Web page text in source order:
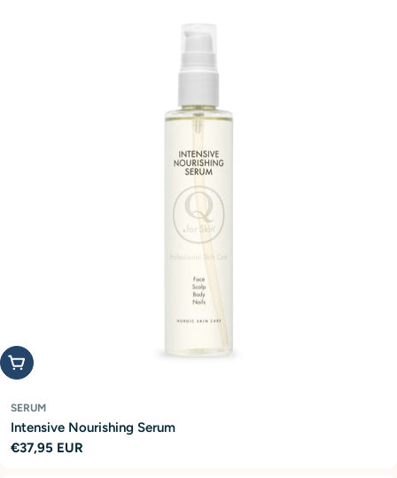
Add to cart
SERUM
Intensive Nourishing Serum
Regular
€37,95 EUR